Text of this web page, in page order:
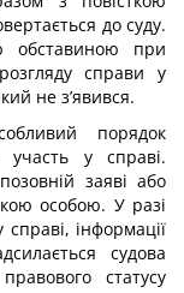
до суду.
обставиною при
справи у
не з’явився.
порядок
участь у справі.
заяві або
особою. У разі
інформації
судова
статусу